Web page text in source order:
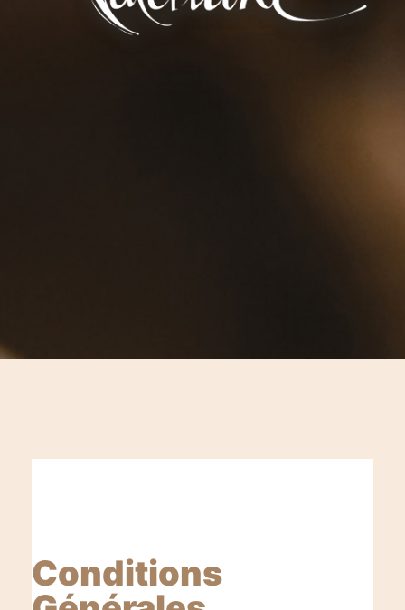
Conditions